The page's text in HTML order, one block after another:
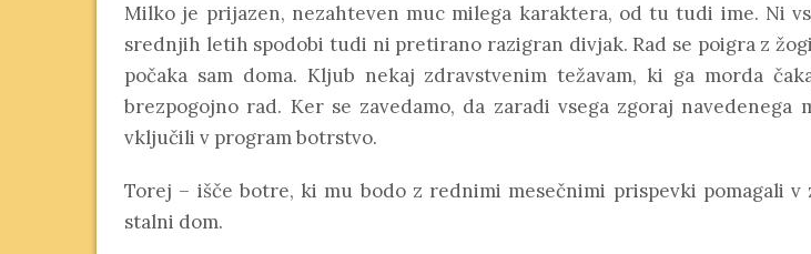
Milko je prijazen, nezahteven muc milega karaktera, od tu tudi ime. Ni
srednjih letih spodobi tudi ni pretirano razigran divjak. Rad se poigra z
počaka sam doma. Kljub nekaj zdravstvenim težavam, ki ga morda
brezpogojno rad. Ker se zavedamo, da zaradi vsega zgoraj
vključili v program botrstvo.
Torej – išče botre, ki mu bodo z rednimi mesečnimi prispevki pomagali
stalni dom.